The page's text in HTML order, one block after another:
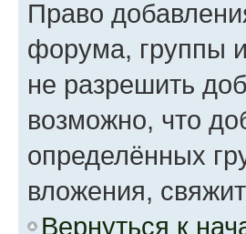
Право
форума, группы
не разрешить
возможно, что
определённых
вложения,
Вернуться к